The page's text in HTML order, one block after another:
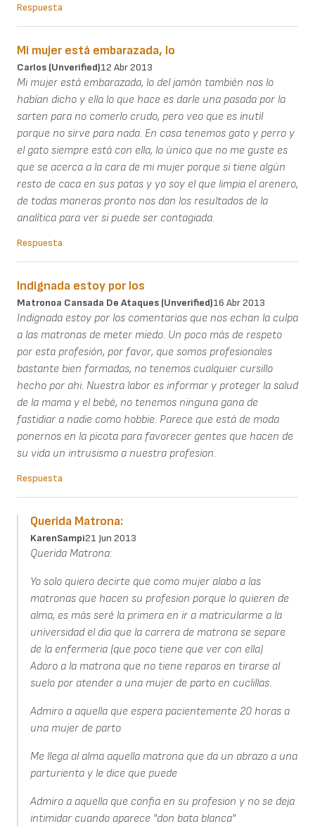
Respuesta
Mi mujer está embarazada, lo
Carlos (unverified)12 Abr 2013
Mi mujer está embarazada, lo del jamón también nos lo
habían dicho y ella lo que hace es darle una pasada por la
sarten para no comerlo crudo, pero veo que es inutil
porque no sirve para nada. En casa tenemos gato y perro y
el gato siempre está con ella, lo único que no me guste es
que se acerca a la cara de mi mujer porque si tiene algún
resto de caca en sus patas y yo soy el que limpia el arenero,
de todas maneras pronto nos dan los resultados de la
analítica para ver si puede ser contagiada.
Respuesta
Indignada estoy por los
Matronoa Cansada De Ataques (unverified)16 Abr 2013
Indignada estoy por los comentarios que nos echan la culpa
a las matronas de meter miedo. Un poco más de respeto
por esta profesión, por favor, que somos profesionales
bastante bien formadas, no tenemos cualquier cursillo
hecho por ahi. Nuestra labor es informar y proteger la salud
de la mama y el bebé, no tenemos ninguna gana de
fastidiar a nadie como hobbie. Parece que está de moda
ponernos en la picota para favorecer gentes que hacen de
su vida un intrusismo a nuestra profesion.
Respuesta
Querida Matrona:
KarenSampi21 Jun 2013
Querida Matrona:
Yo solo quiero decirte que como mujer alabo a las
matronas que hacen su profesion porque lo quieren de
alma, es más seré la primera en ir a matricularme a la
universidad el dia que la carrera de matrona se separe
de la enfermeria (que poco tiene que ver con ella)
Adoro a la matrona que no tiene reparos en tirarse al
suelo por atender a una mujer de parto en cuclillas.
Admiro a aquella que espera pacientemente 20 horas a
una mujer de parto
Me llega al alma aquella matrona que da un abrazo a una
parturienta y le dice que puede
Admiro a aquella que confia en su profesion y no se deja
intimidar cuando aparece "don bata blanca"